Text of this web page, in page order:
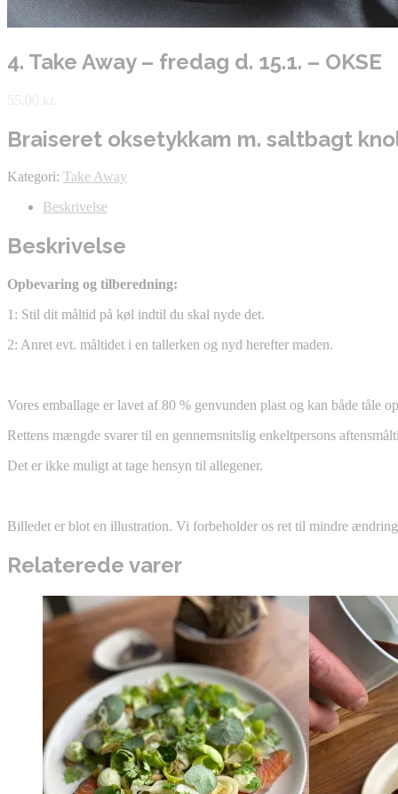
4. Take Away – fredag d. 15.1. – OKSE
Braiseret oksetykkam m. saltbagt
Kategori: Take Away
Beskrivelse
Beskrivelse
Opbevaring og tilberedning:
1: Stil dit måltid på køl indtil du skal nyde det.
2: Anret evt. måltidet i en tallerken og nyd herefter maden.
Vores emballage er lavet af 80 % genvunden plast og kan både tåle
Rettens mængde svarer til en gennemsnitslig enkeltpersons
Det er ikke muligt at tage hensyn til allegener.
Billedet er blot en illustration. Vi forbeholder os ret til mindre
Relaterede varer